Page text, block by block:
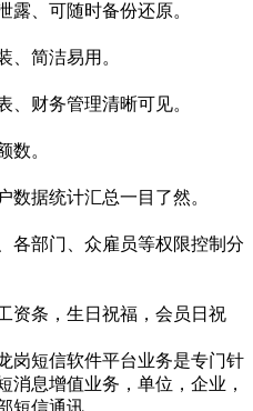
露、可随时备份还原。
、简洁易用。
、财务管理清晰可见。
数。
数据统计汇总一目了然。
各部门、众雇员等权限控制分
资条，生日祝福，会员日祝
岗短信软件平台业务是专门针
消息增值业务，单位，企业，
短信通讯，